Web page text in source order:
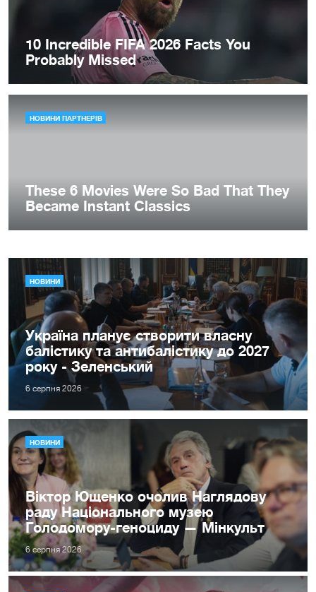
НОВИНИ
Україна планує створити власну
балістику та антибалістику до 2027
року - Зеленський
6 серпня 2026
НОВИНИ
Віктор Ющенко очолив Наглядову
раду Національного музею
Голодомору-геноциду — Мінкульт
6 серпня 2026